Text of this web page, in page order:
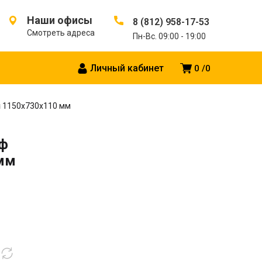
Наши офисы
Смотреть адреса
8 (812) 958-17-53
Пн-Вс. 09:00 - 19:00
0 0
Личный кабинет
1150x730x110 мм